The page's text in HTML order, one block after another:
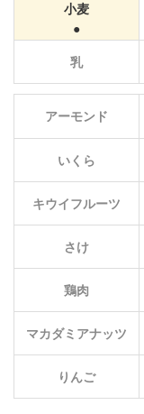
小麦
乳
アーモンド
いくら
キウイフルーツ
さけ
鶏肉
マカダミアナッツ
りんご